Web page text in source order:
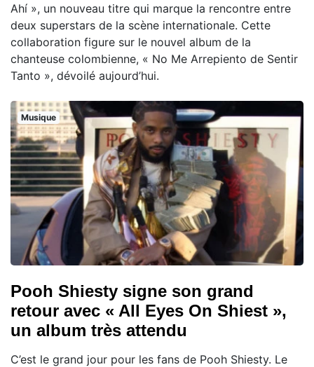
Ahí », un nouveau titre qui marque la rencontre entre
deux superstars de la scène internationale. Cette
collaboration figure sur le nouvel album de la
chanteuse colombienne, « No Me Arrepiento de Sentir
Tanto », dévoilé aujourd’hui.
Musique
Pooh Shiesty signe son grand
retour avec « All Eyes On Shiest »,
un album très attendu
C’est le grand jour pour les fans de Pooh Shiesty. Le